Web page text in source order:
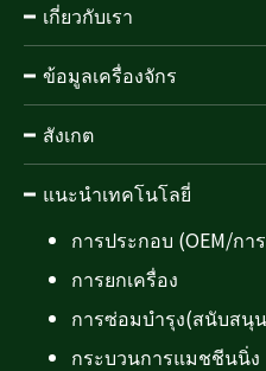
เกี่ยวกับเรา
ข้อมูลเครื่องจักร
สังเกต
แนะนำเทคโนโลยี่
การประกอบ (OEM/ก
การยกเครื่อง
การซ่อมบำรุง(สนับสนุ
กระบวนการแมชชีนนิ่ง